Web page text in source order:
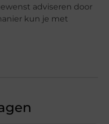
adviseren door
kun je met